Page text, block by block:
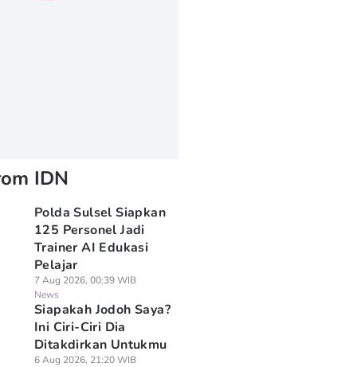
IDN
Polda Sulsel Siapkan
125 Personel Jadi
Trainer AI Edukasi
Pelajar
7 Aug 2026, 00:39 WIB
News
Siapakah Jodoh Saya?
Ini Ciri-Ciri Dia
Ditakdirkan Untukmu
6 Aug 2026, 21:20 WIB